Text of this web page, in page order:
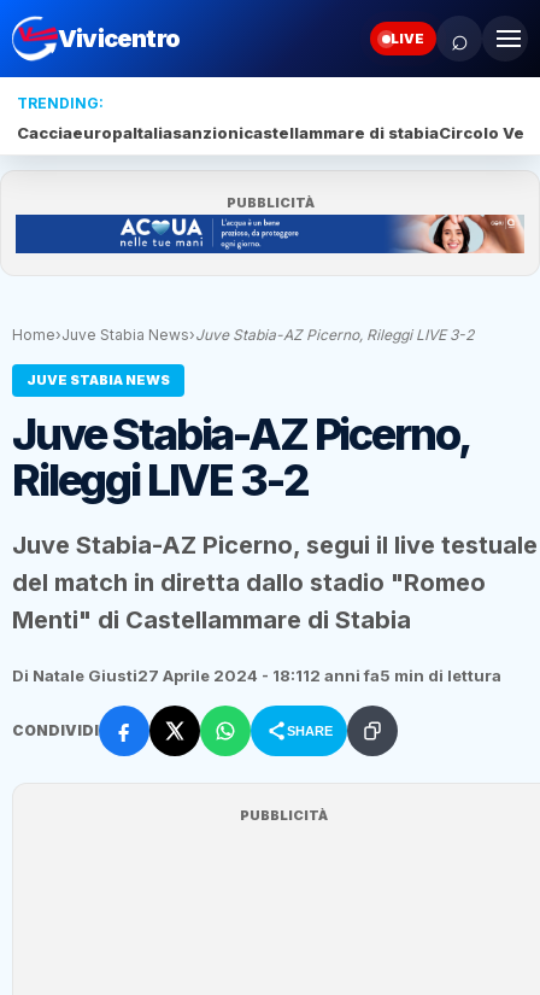
Vivicentro LIVE ⌕
TRENDING:
CacciaeuropaItaliasanzionicastellammare di stabiaCircolo
PUBBLICITÀ
Home›Juve Stabia News›Juve Stabia-AZ Picerno, Rileggi LIVE 3-2
JUVE STABIA NEWS
Juve Stabia-AZ Picerno,
Rileggi LIVE 3-2
Juve Stabia-AZ Picerno, segui il live testuale
del match in diretta dallo stadio "Romeo
Menti" di Castellammare di Stabia
Di Natale Giusti27 Aprile 2024 - 18:112 anni fa5 min di lettura
CONDIVIDI SHARE
PUBBLICITÀ